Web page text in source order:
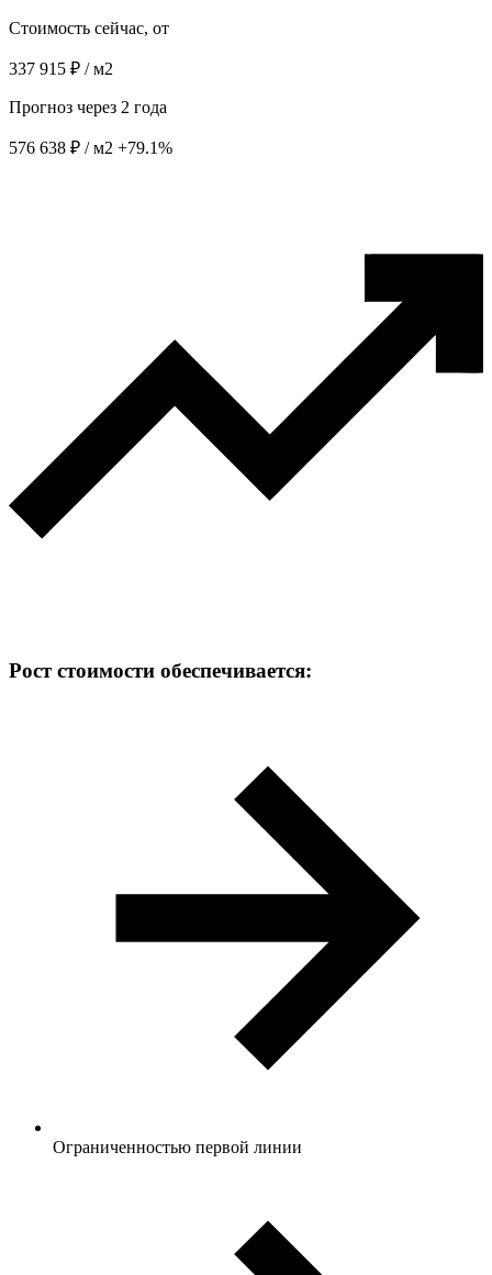
Стоимость сейчас, от
337 915 ₽ / м2
Прогноз через 2 года
576 638 ₽ / м2 +79.1%
Рост стоимости обеспечивается:
Ограниченностью первой линии